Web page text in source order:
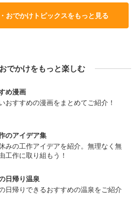
おでかけトピックスをもっと見る
でかけをもっと楽しむ
め漫画
おすすめの漫画をまとめてご紹介！
のアイデア集
みの工作アイデアを紹介。無理なく無
工作に取り組もう！
日帰り温泉
日帰りできるおすすめの温泉をご紹介